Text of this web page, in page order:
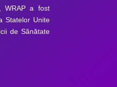
WRAP a fost
Statelor Unite
de Sănătate